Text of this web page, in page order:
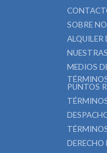
SOBRE
ALQUILER
MEDIOS
PUNTOS
DERECHO